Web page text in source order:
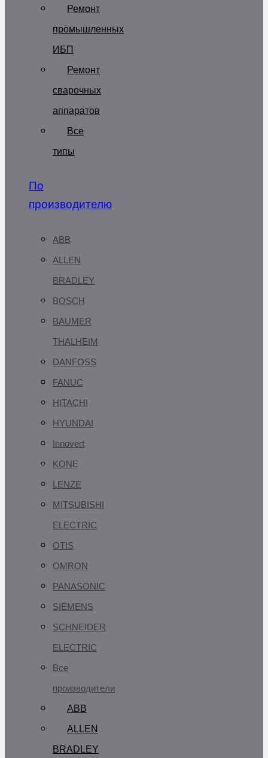
Ремонт
промышленных
ИБП
Ремонт
сварочных
аппаратов
Все
типы
По
производителю
ABB
ALLEN
BRADLEY
BOSCH
BAUMER
THALHEIM
DANFOSS
FANUC
HITACHI
HYUNDAI
Innovert
KONE
LENZE
MITSUBISHI
ELECTRIC
OTIS
OMRON
PANASONIC
SIEMENS
SCHNEIDER
ELECTRIC
Все
производители
ABB
ALLEN
BRADLEY